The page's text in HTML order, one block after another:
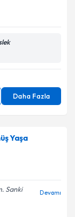
Daha Fazla
Yaşa
Sanki
Devamı